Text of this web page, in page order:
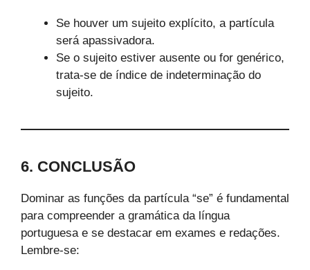
Se houver um sujeito explícito, a partícula
será apassivadora.
Se o sujeito estiver ausente ou for genérico,
trata-se de índice de indeterminação do
sujeito.
6. CONCLUSÃO
Dominar as funções da partícula “se” é fundamental
para compreender a gramática da língua
portuguesa e se destacar em exames e redações.
Lembre-se: